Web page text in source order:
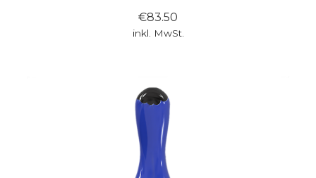
€83.50
inkl. MwSt.